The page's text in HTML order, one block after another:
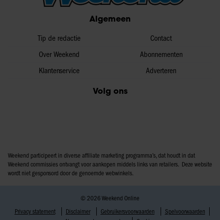
partners kunnen deze gegevens combineren met andere
informatie die u aan ze heeft verstrekt of die ze hebben
gaat akkoord met onze cookies als u onze website blijft
gebruiken.
Algemeen
Tip de redactie
Over Weekend
Klantenservice
Contact
Abonnementen
Adverteren
Volg ons
Weekend participeert in diverse affiliate marketing programma’s, dat houdt in dat
Weekend commissies ontvangt voor aankopen middels links van retailers. Deze website
wordt niet gesponsord door de genoemde webwinkels.
© 2026 Weekend Online
Privacy statement
Disclaimer Gebruikersvoorwaarden
Spelvoorwaarden